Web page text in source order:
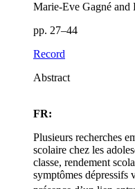
Marie-Eve Gagné and
pp. 27–44
Record
Abstract
FR:
Plusieurs recherches
scolaire chez les
classe, rendement
symptômes dépressifs